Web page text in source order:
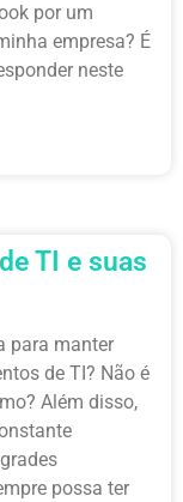
por um
empresa? É
neste
TI e suas
para manter
de TI? Não é
Além disso,
possa ter